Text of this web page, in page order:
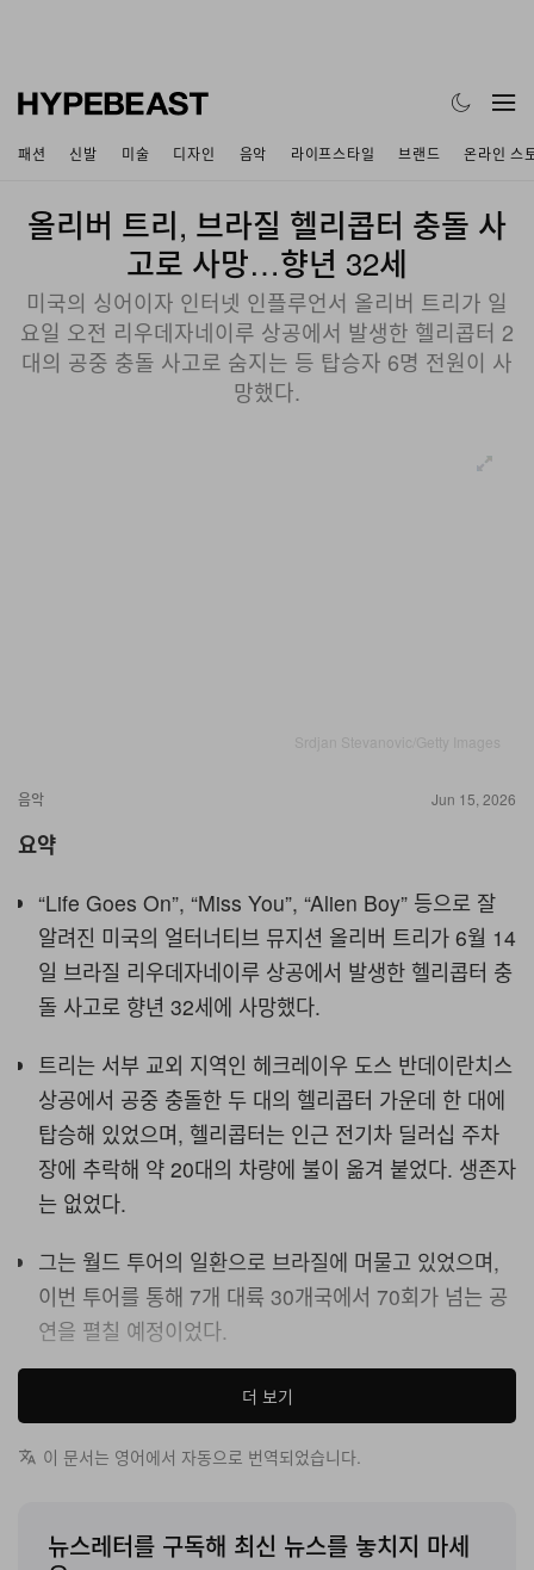
패션 신발 미술 디자인 음악 라이프스타일 브랜드 온라인 스
올리버 트리, 브라질 헬리콥터 충돌 사
고로 사망…향년 32세
미국의 싱어이자 인터넷 인플루언서 올리버 트리가 일
요일 오전 리우데자네이루 상공에서 발생한 헬리콥터 2
대의 공중 충돌 사고로 숨지는 등 탑승자 6명 전원이 사
망했다.
음악 Jun 15, 2026
요약
“Life Goes On”, “Miss You”, “Alien Boy” 등으로 잘
알려진 미국의 얼터너티브 뮤지션 올리버 트리가 6월 14
일 브라질 리우데자네이루 상공에서 발생한 헬리콥터 충
돌 사고로 향년 32세에 사망했다.
트리는 서부 교외 지역인 헤크레이우 도스 반데이란치스
상공에서 공중 충돌한 두 대의 헬리콥터 가운데 한 대에
탑승해 있었으며, 헬리콥터는 인근 전기차 딜러십 주차
장에 추락해 약 20대의 차량에 불이 옮겨 붙었다. 생존자
는 없었다.
그는 월드 투어의 일환으로 브라질에 머물고 있었으며,
이번 투어를 통해 7개 대륙 30개국에서 70회가 넘는 공
연을 펼칠 예정이었다.
미국의 얼터너티브 싱어이자 인터넷 인플루언서인 올리버
트리가 향년 32세로 사망했다. 현지 시간 6월 14일 일요일
오전, 브라질 리우데자네이루 상공에서 두 대의 헬리콥터
역에 추락했고, 탑승자 6명 전원이 숨졌다고 복수의 브라질
매체가 보도했다. 월드 투어로 브라질에 체류 중이던 트리
더 보기
이 문서는 영어에서 자동으로 번역되었습니다.
뉴스레터를 구독해 최신 뉴스를 놓치지 마세